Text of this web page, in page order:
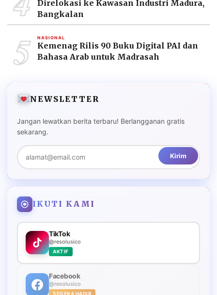
Direlokasi ke Kawasan Industri Madura,
Bangkalan
5 NASIONAL
Kemenag Rilis 90 Buku Digital PAI dan
Bahasa Arab untuk Madrasah
NEWSLETTER
Jangan lewatkan berita terbaru! Berlangganan gratis
sekarang.
Kirim
IKUTI KAMI
TikTok
@resolusico
AKTIF
Facebook
@resolusico
SEGERA HADIR